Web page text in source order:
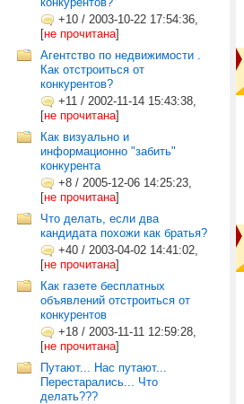
+10 / 2003-10-22 17:54:36,
[не прочитана]
Агентство по недвижимости .
Как отстроиться от
конкурентов?
+11 / 2002-11-14 15:43:38,
[не прочитана]
Как визуально и
информационно "забить"
конкурента
+8 / 2005-12-06 14:25:23,
[не прочитана]
Что делать, если два
кандидата похожи как братья?
+40 / 2003-04-02 14:41:02,
[не прочитана]
Как газете бесплатных
объявлений отстроиться от
конкурентов
+18 / 2003-11-11 12:59:28,
[не прочитана]
Путают... Нас путают...
Перестарались... Что
делать???